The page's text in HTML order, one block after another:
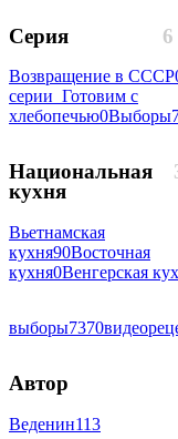
6
Серия
Возвращение в СССР
серии_Готовим с
хлебопечью0Выборы
Национальная
кухня
Вьетнамская
кухня90Восточная
кухня0Венгерская
выборы7370
Автор
Веденин113